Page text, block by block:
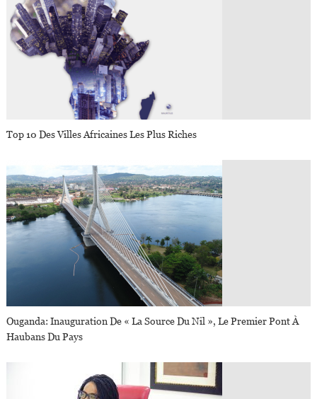
Top 10 Des Villes Africaines Les Plus Riches
Ouganda: Inauguration De « La Source Du Nil », Le Premier Pont À
Haubans Du Pays